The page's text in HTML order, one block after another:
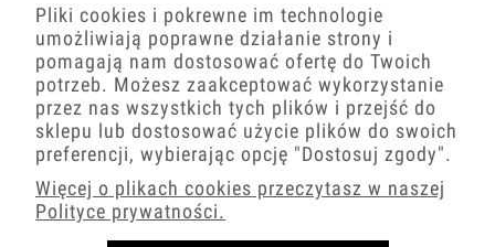
Karlik Junior brązowe gniazda
Pliki cookies i pokrewne im technologie
umożliwiają poprawne działanie strony i
pomagają nam dostosować ofertę do Twoich
potrzeb. Możesz zaakceptować wykorzystanie
przez nas wszystkich tych plików i przejść do
sklepu lub dostosować użycie plików do swoich
preferencji, wybierając opcję "Dostosuj zgody".
Więcej o plikach cookies przeczytasz w naszej
Polityce prywatności.